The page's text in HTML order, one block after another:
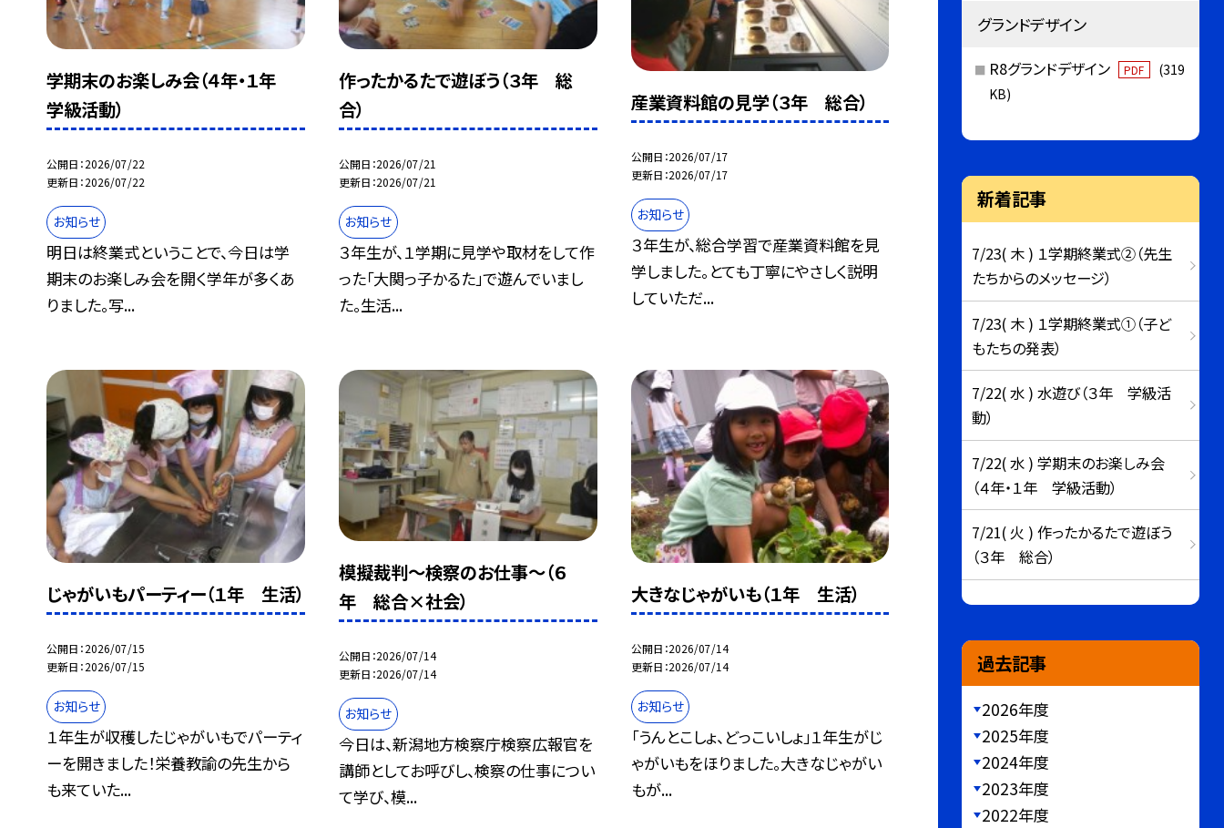
学期末のお楽しみ会（４年・１年
学級活動）
公開日 2026/07/22
更新日 2026/07/22
お知らせ
明日は終業式ということで、今日は学
期末のお楽しみ会を開く学年が多くあ
りました。写...
作ったかるたで遊ぼう（３年 総
合）
公開日 2026/07/21
更新日 2026/07/21
お知らせ
３年生が、１学期に見学や取材をして作
った「大関っ子かるた」で遊んでいまし
た。生活...
産業資料館の見学（３年 総合）
公開日 2026/07/17
更新日 2026/07/17
お知らせ
３年生が、総合学習で産業資料館を見
学しました。とても丁寧にやさしく説明
していただ...
じゃがいもパーティー（１年 生活）
公開日 2026/07/15
更新日 2026/07/15
お知らせ
１年生が収穫したじゃがいもでパーティ
ーを開きました！栄養教諭の先生から
も来ていた...
模擬裁判～検察のお仕事～（６
年 総合×社会）
公開日 2026/07/14
更新日 2026/07/14
お知らせ
今日は、新潟地方検察庁検察広報官を
講師としてお呼びし、検察の仕事につい
て学び、模...
大きなじゃがいも（１年 生活）
公開日 2026/07/14
更新日 2026/07/14
お知らせ
「うんとこしょ、どっこいしょ」１年生がじ
ゃがいもをほりました。大きなじゃがい
もが...
グランドデザイン
R8グランドデザイン PDF
(319
KB)
新着記事
7/23( 木 ) １学期終業式②（先生
たちからのメッセージ）
7/23( 木 ) １学期終業式①（子ど
もたちの発表）
7/22( 水 ) 水遊び（３年 学級活
動）
7/22( 水 ) 学期末のお楽しみ会
（４年・１年 学級活動）
7/21( 火 ) 作ったかるたで遊ぼう
（３年 総合）
過去記事
2026年度
2025年度
2024年度
2023年度
2022年度